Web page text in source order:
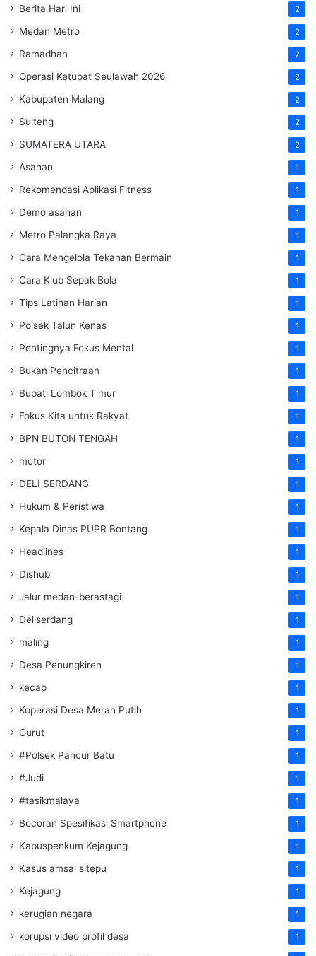
Berita Hari Ini 2
Medan Metro 2
Ramadhan 2
Operasi Ketupat Seulawah 2026 2
Kabupaten Malang 2
Sulteng 2
SUMATERA UTARA 2
Asahan 1
Rekomendasi Aplikasi Fitness 1
Demo asahan 1
Metro Palangka Raya 1
Cara Mengelola Tekanan Bermain 1
Cara Klub Sepak Bola 1
Tips Latihan Harian 1
Polsek Talun Kenas 1
Pentingnya Fokus Mental 1
Bukan Pencitraan 1
Bupati Lombok Timur 1
Fokus Kita untuk Rakyat 1
BPN BUTON TENGAH 1
motor 1
DELI SERDANG 1
Hukum & Peristiwa 1
Kepala Dinas PUPR Bontang 1
Headlines 1
Dishub 1
Jalur medan-berastagi 1
Deliserdang 1
maling 1
Desa Penungkiren 1
kecap 1
Koperasi Desa Merah Putih 1
Curut 1
#Polsek Pancur Batu 1
#Judi 1
#tasikmalaya 1
Bocoran Spesifikasi Smartphone 1
Kapuspenkum Kejagung 1
Kasus amsal sitepu 1
Kejagung 1
kerugian negara 1
korupsi video profil desa 1